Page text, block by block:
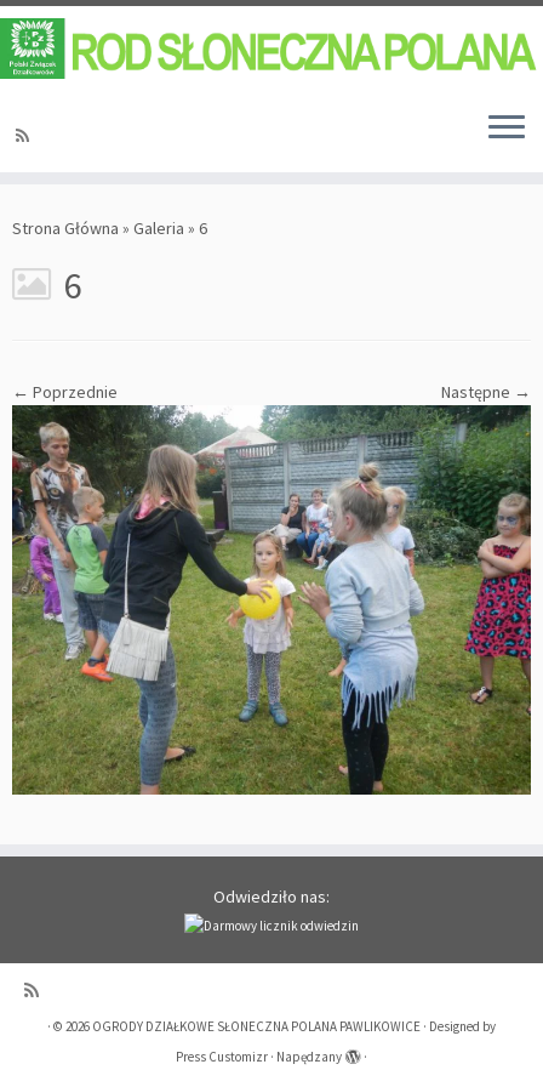
Strona Główna » Galeria » 6
6
← Poprzednie Następne →
Odwiedziło nas:
· © 2026 OGRODY DZIAŁKOWE SŁONECZNA POLANA PAWLIKOWICE · Designed by
Press Customizr · Napędzany ·